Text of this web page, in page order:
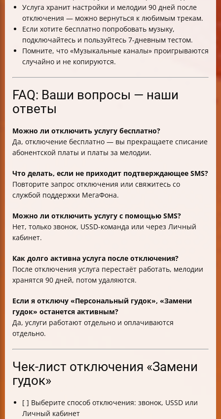
Услуга хранит настройки и мелодии 90 дней после
отключения — можно вернуться к любимым трекам.
Если хотите бесплатно попробовать музыку,
подключайтесь и пользуйтесь 7-дневным тестом.
Помните, что «Музыкальные каналы» проигрываются
случайно и не копируются.
FAQ: Ваши вопросы — наши
ответы
Можно ли отключить услугу бесплатно?
Да, отключение бесплатно — вы прекращаете списание
абонентской платы и платы за мелодии.
Что делать, если не приходит подтверждающее SMS?
Повторите запрос отключения или свяжитесь со
службой поддержки МегаФона.
Можно ли отключить услугу с помощью SMS?
Нет, только звонок, USSD-команда или через Личный
кабинет.
Как долго активна услуга после отключения?
После отключения услуга перестаёт работать, мелодии
хранятся 90 дней, потом удаляются.
Если я отключу «Персональный гудок», «Замени
гудок» останется активным?
Да, услуги работают отдельно и оплачиваются
отдельно.
Чек-лист отключения «Замени
гудок»
[ ] Выберите способ отключения: звонок, USSD или
Личный кабинет